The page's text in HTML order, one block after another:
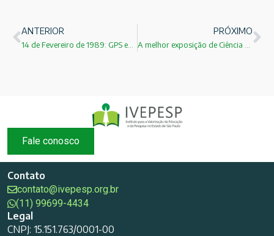
ANTERIOR PRÓXIMO
Fale conosco
Contato
contato@ivepesp.org.br
(11) 99699-4434
Legal
CNPJ: 15.151.763/0001-00